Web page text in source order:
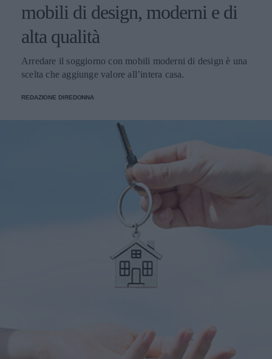
mobili di design, moderni e di
alta qualità
Arredare il soggiorno con mobili moderni di design è una
scelta che aggiunge valore all’intera casa.
REDAZIONE DIREDONNA